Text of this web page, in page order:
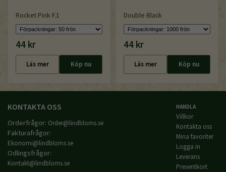
Rocket Pink F.1
44 kr
Läs mer Köp nu
Double Black
44 kr
Läs mer Köp nu
KONTAKTA OSS
Orderfrågor: Order@lindbloms.se
Fakturafrågor:
Ekonomi@lindbloms.se
Odlingsfrågor:
Kontakt@lindbloms.se
HANDLA
Villkor
Kontakta oss
Mina favoriter
Logga in
Leverans
Presentkort